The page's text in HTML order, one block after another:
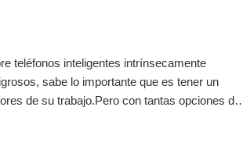
teléfonos inteligentes intrínsecamente
sabe lo importante que es tener un
de su trabajo.Pero con tantas opciones de